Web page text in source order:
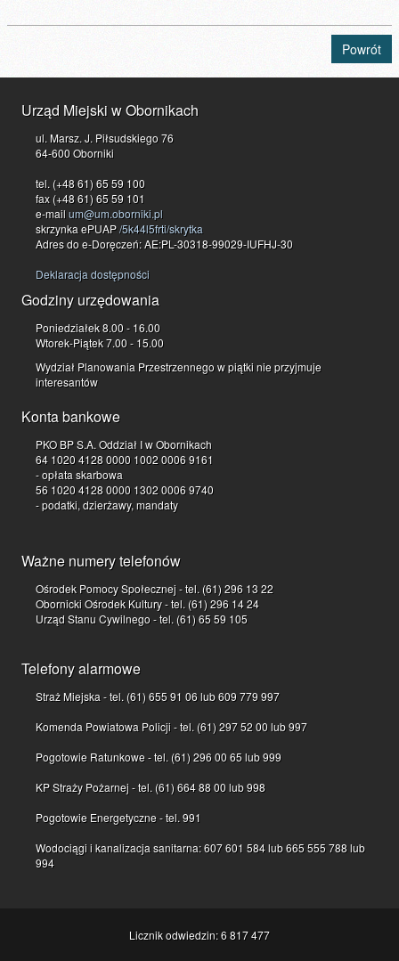
Powrót
Urząd Miejski w Obornikach
ul. Marsz. J. Piłsudskiego 76
64-600 Oborniki
tel. (+48 61) 65 59 100
fax (+48 61) 65 59 101
e-mailum@um.oborniki.pl
skrzynka ePUAP/5k44l5frti/skrytka
Adres do e-Doręczeń: AE:PL-30318-99029-IUFHJ-30
Deklaracja dostępności
Godziny urzędowania
Poniedziałek 8.00 - 16.00
Wtorek-Piątek 7.00 - 15.00
Wydział Planowania Przestrzennego w piątki nie przyjmuje
interesantów
Konta bankowe
PKO BP S.A. Oddział I w Obornikach
64 1020 4128 0000 1002 0006 9161
- opłata skarbowa
56 1020 4128 0000 1302 0006 9740
- podatki, dzierżawy, mandaty
Ważne numery telefonów
Ośrodek Pomocy Społecznej - tel. (61) 296 13 22
Obornicki Ośrodek Kultury - tel. (61) 296 14 24
Urząd Stanu Cywilnego - tel. (61) 65 59 105
Telefony alarmowe
Straż Miejska - tel. (61) 655 91 06 lub 609 779 997
Komenda Powiatowa Policji - tel. (61) 297 52 00 lub 997
Pogotowie Ratunkowe - tel. (61) 296 00 65 lub 999
KP Straży Pożarnej - tel. (61) 664 88 00 lub 998
Pogotowie Energetyczne - tel. 991
Wodociągi i kanalizacja sanitarna: 607 601 584 lub 665 555 788 lub
994
Licznik odwiedzin: 6 817 477